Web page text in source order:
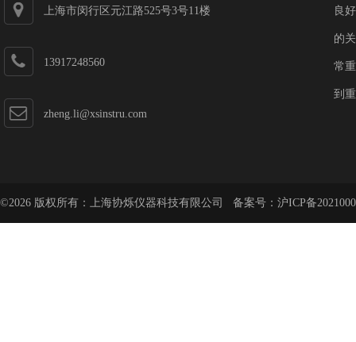
上海市闵行区元江路525号3号11楼
13917248560
zheng.li@xsinstru.com
良
的
常
到
©2026 版权所有：上海协烁仪器科技有限公司 备案号： 沪ICP备